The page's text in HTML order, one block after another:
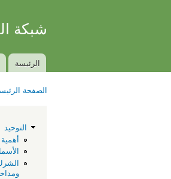
شبكة
Main menu
الرئيسة
الصفحة
التوحيد